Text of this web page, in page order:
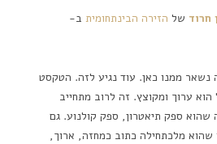
חרוד של הזירה הבינתחומית ב-
נשאר ממנו כאן. עוד נגיע לזה. הטקסט
ערוך ומקוצץ. זה לרוב מתחייב
ספק תיאטרון, ספק קולנוע. גם
שהוא מלכתחילה כתוב כמחזה, ארוך,